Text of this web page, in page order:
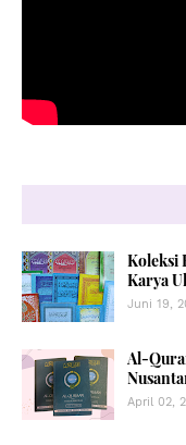
Koleksi
Karya
Juni 19,
Al-
April 02,